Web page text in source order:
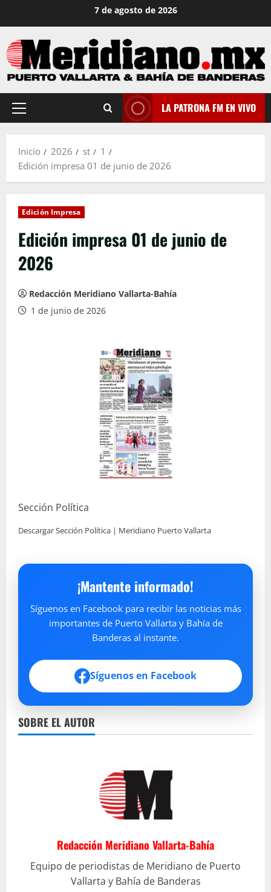
contenido
7 de agosto de 2026
Menú
LA PATRONA FM EN VIVO
Inicio 2026 st
1
Edición impresa 01 de junio de 2026
Edición Impresa
Edición impresa 01 de junio de
2026
Redacción Meridiano Vallarta-Bahía
1 de junio de 2026
Sección Política
Descargar Sección Política | Meridiano Puerto Vallarta
¡Mantente informado!
Síguenos en Facebook para recibir las noticias más
importantes de Puerto Vallarta y Bahía de
Banderas al instante.
Síguenos en Facebook
SOBRE EL AUTOR
Redacción Meridiano Vallarta-Bahía
Equipo de periodistas de Meridiano de Puerto
Vallarta y Bahía de Banderas